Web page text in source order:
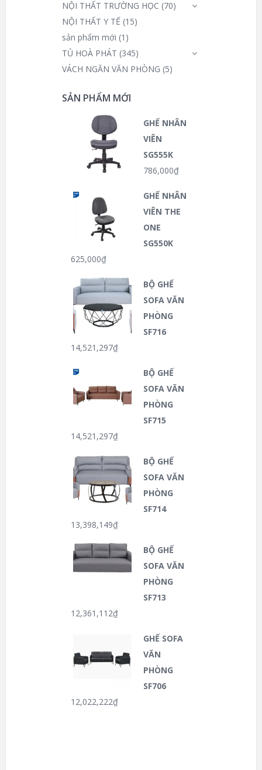
NỘI THẤT TRƯỜNG HỌC (70)
NỘI THẤT Y TẾ (15)
sản phẩm mới (1)
TỦ HOÀ PHÁT (345)
VÁCH NGĂN VĂN PHÒNG (5)
SẢN PHẨM MỚI
GHẾ NHÂN
VIÊN
SG555K
786,000₫
GHẾ NHÂN
VIÊN THE
ONE
SG550K
625,000₫
BỘ GHẾ
SOFA VĂN
PHÒNG
SF716
14,521,297₫
BỘ GHẾ
SOFA VĂN
PHÒNG
SF715
14,521,297₫
BỘ GHẾ
SOFA VĂN
PHÒNG
SF714
13,398,149₫
BỘ GHẾ
SOFA VĂN
PHÒNG
SF713
12,361,112₫
GHẾ SOFA
VĂN
PHÒNG
SF706
12,022,222₫